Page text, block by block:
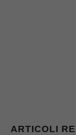
ARTICOLI